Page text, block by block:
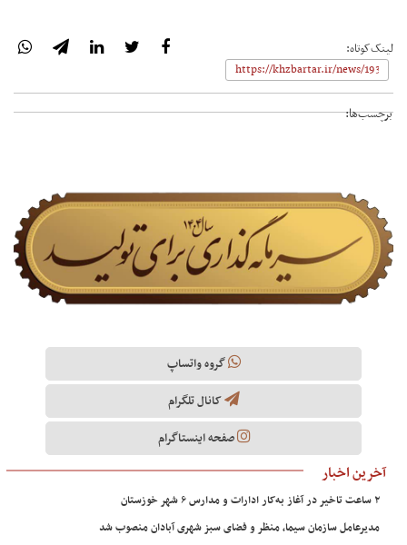
لینک‌کوتاه:
برچسب‌ها:
گروه واتساپ
کانال تلگرام
صفحه اینستاگرام
آخرین اخبار
۲ ساعت تاخیر در آغاز به‌کار ادارات و مدارس ۶ شهر خوزستان
مدیرعامل سازمان سیما، منظر و فضای سبز شهری آبادان منصوب شد